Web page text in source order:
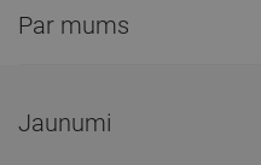
Par mums
Jaunumi